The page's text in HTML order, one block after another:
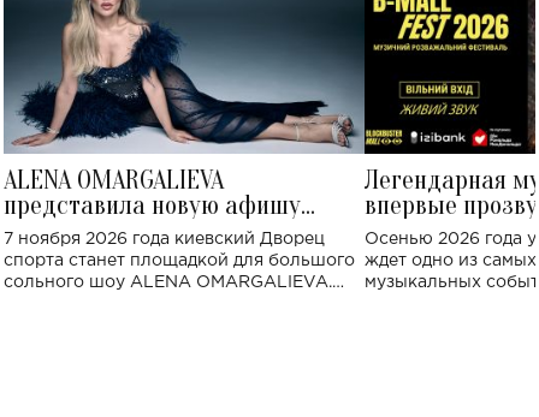
ALENA OMARGALIEVA
представила новую афишу
большого концерта во Дворце
спорта
7 ноября 2026 года киевский Дворец
спорта станет площадкой для большого
сольного шоу ALENA OMARGALIEVA.
Легендарная
впервые
Украине: где
Осенью 2026 года
ждет одно из
музыкальных